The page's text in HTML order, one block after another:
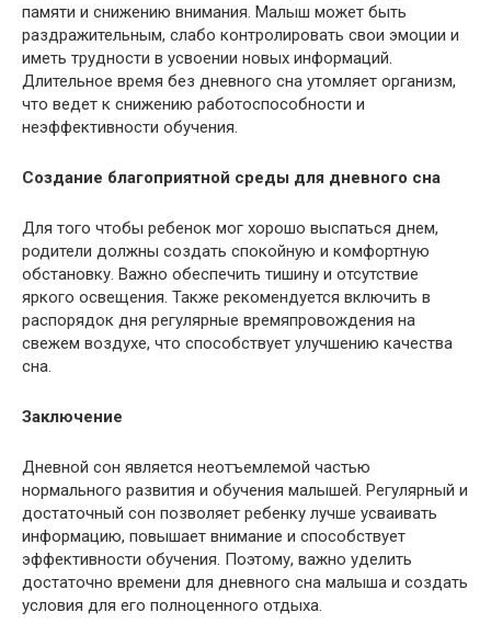
памяти и снижению внимания. Малыш может быть
раздражительным, слабо контролировать свои эмоции и
иметь трудности в усвоении новых информаций.
Длительное время без дневного сна утомляет организм,
что ведет к снижению работоспособности и
неэффективности обучения.
Создание благоприятной среды для дневного сна
Для того чтобы ребенок мог хорошо выспаться днем,
родители должны создать спокойную и комфортную
обстановку. Важно обеспечить тишину и отсутствие
яркого освещения. Также рекомендуется включить в
распорядок дня регулярные времяпровождения на
свежем воздухе, что способствует улучшению качества
сна.
Заключение
Дневной сон является неотъемлемой частью
нормального развития и обучения малышей. Регулярный и
достаточный сон позволяет ребенку лучше усваивать
информацию, повышает внимание и способствует
эффективности обучения. Поэтому, важно уделить
достаточно времени для дневного сна малыша и создать
условия для его полноценного отдыха.